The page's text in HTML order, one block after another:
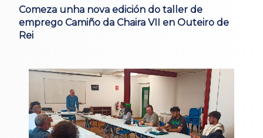
Comeza unha nova edición do taller de
emprego Camiño da Chaira VII en Outeiro de
Rei